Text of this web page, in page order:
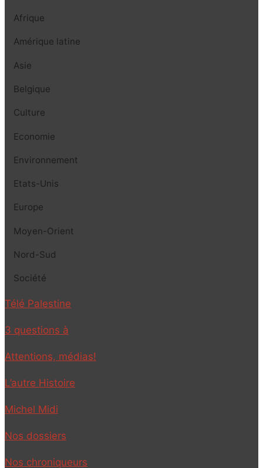
Afrique
Amérique latine
Asie
Belgique
Culture
Economie
Environnement
Etats-Unis
Europe
Moyen-Orient
Nord-Sud
Société
Télé Palestine
3 questions à
Attentions, médias!
L’autre Histoire
Michel Midi
Nos dossiers
Nos chroniqueurs